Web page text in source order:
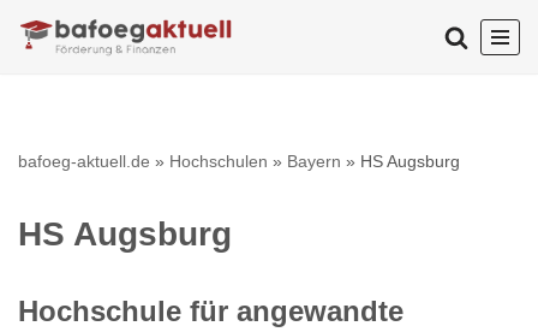
bafoeg-aktuell.de » Hochschulen » Bayern » HS Augsburg
HS Augsburg
Hochschule für angewandte